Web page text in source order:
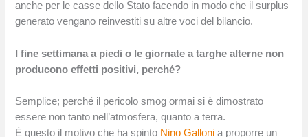
anche per le casse dello Stato facendo in modo che il surplus
generato vengano reinvestiti su altre voci del bilancio.
I fine settimana a piedi o le giornate a targhe alterne non
producono effetti positivi, perché?
Semplice; perché il pericolo smog ormai si è dimostrato
essere non tanto nell’atmosfera, quanto a terra.
È questo il motivo che ha spinto Nino Galloni a proporre un